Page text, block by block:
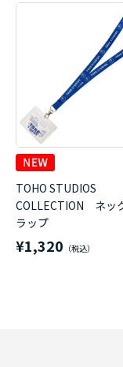
TOHO STUDIOS
COLLECTION ネッ
ラップ
¥1,320